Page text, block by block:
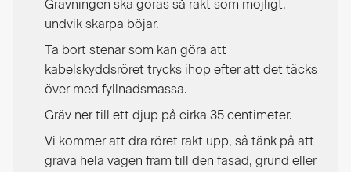
Grävningen ska göras så rakt som möjligt,
undvik skarpa böjar.
Ta bort stenar som kan göra att
kabelskyddsröret trycks ihop efter att det täcks
över med fyllnadsmassa.
Gräv ner till ett djup på cirka 35 centimeter.
Vi kommer att dra röret rakt upp, så tänk på att
gräva hela vägen fram till den fasad, grund eller